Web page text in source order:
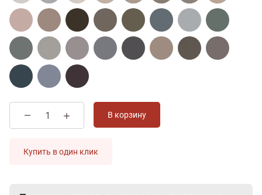
В корзину
Купить в один клик